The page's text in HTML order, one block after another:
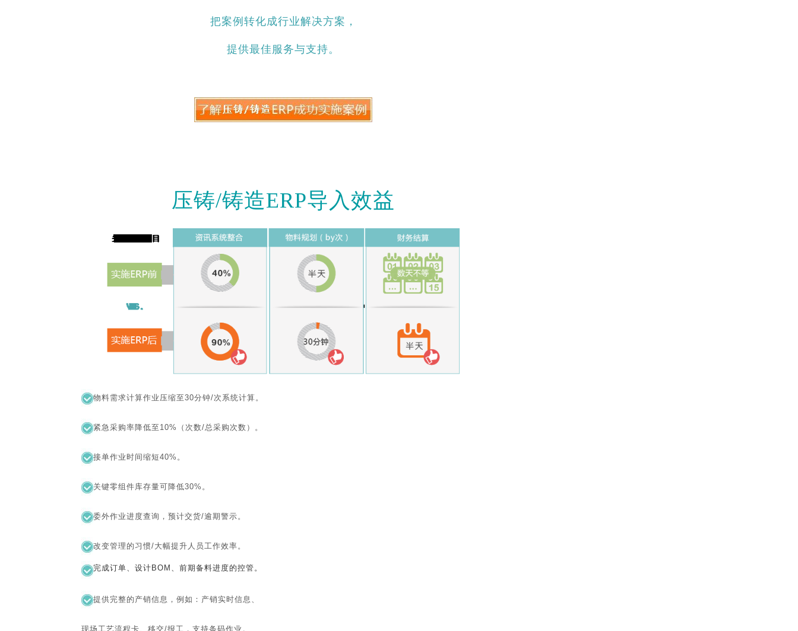
把案例转化成行业解决方案，
提供最佳服务与支持。
压铸/铸造ERP导入效益
物料需求计算作业压缩至30分钟/次系统计算。
紧急采购率降低至10%（次数/总采购次数）。
接单作业时间缩短40%。
关键零组件库存量可降低30%。
委外作业进度查询，预计交货/逾期警示。
改变管理的习惯/大幅提升人员工作效率。
完成订单、设计BOM、前期备料进度的控管。
提供完整的产销信息，例如：产销实时信息、
现场工艺流程卡、移交/报工，支持条码作业。